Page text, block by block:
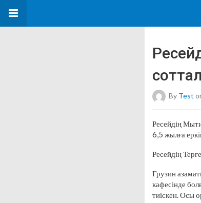
By Test
Ресейдің
6,5 жылға
Ресейдің
Грузин
кафесінде
тиіскен. Осы